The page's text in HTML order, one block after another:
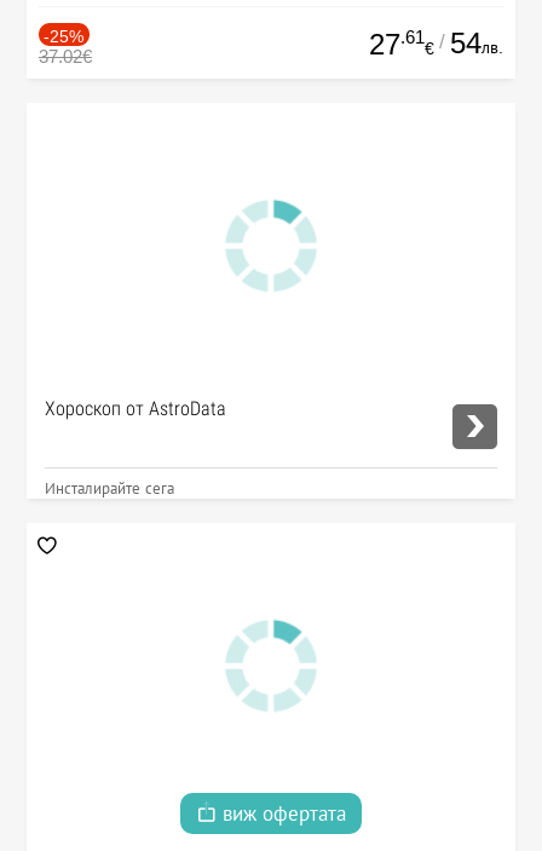
-25%
37.02€ 27.61
€ / 54лв.
Хороскоп от AstroData
Инсталирайте сега
виж офертата